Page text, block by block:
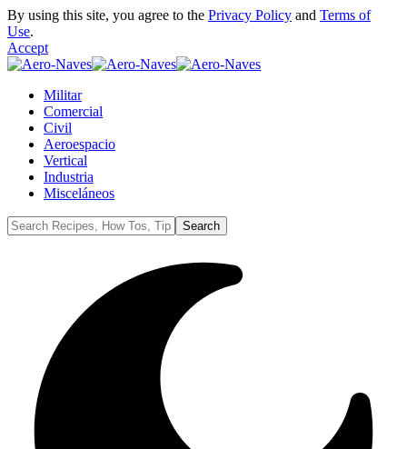
By using this site, you agree to the Privacy Policy and Terms of
Use.
Accept
Militar
Comercial
Civil
Aeroespacio
Vertical
Industria
Misceláneos